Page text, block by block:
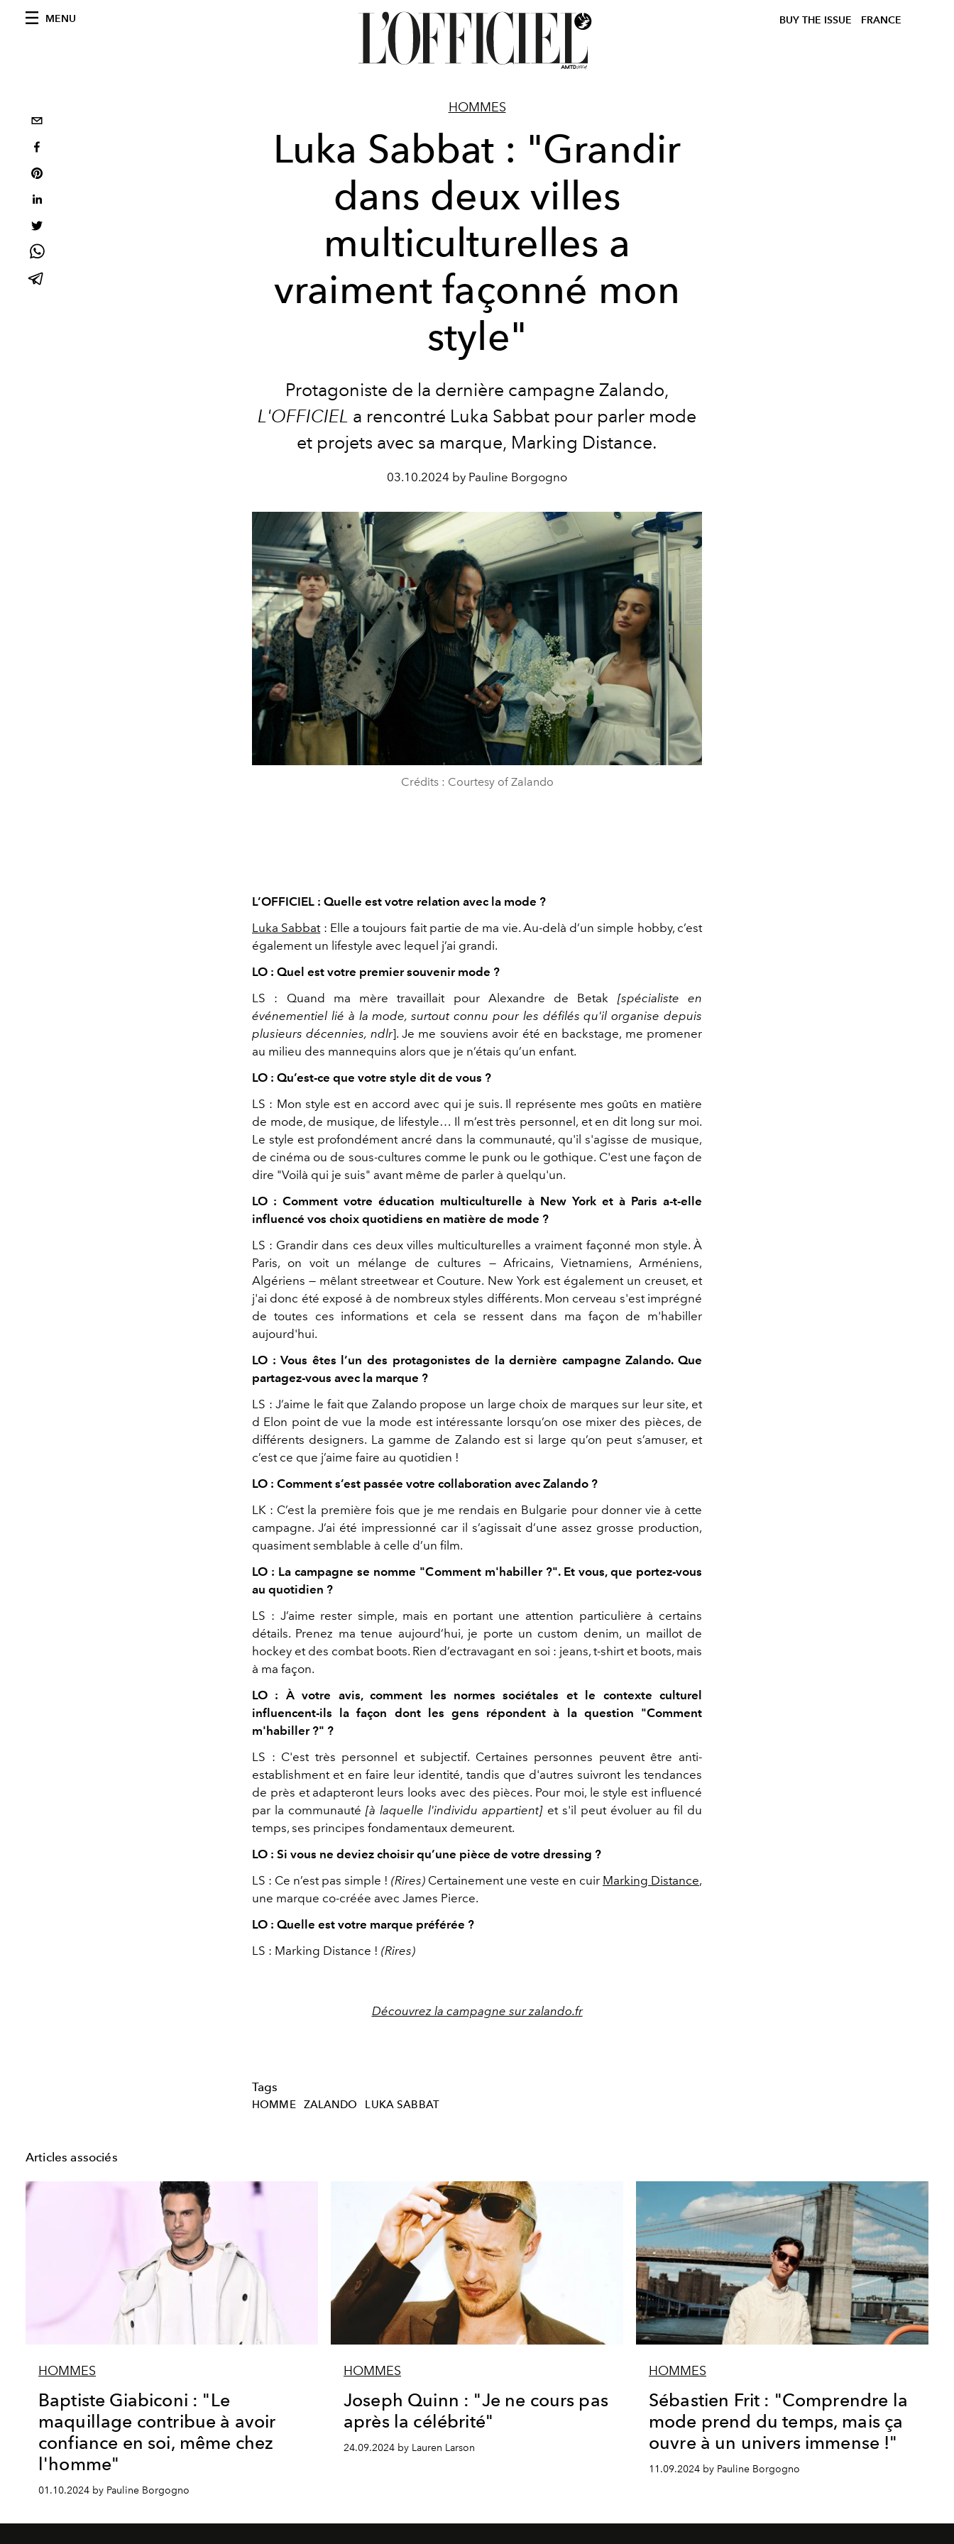
MENU BUY THE ISSUE FRANCE
HOMMES
Luka Sabbat : "Grandir
dans deux villes
multiculturelles a
vraiment façonné mon
style"
Protagoniste de la dernière campagne Zalando,
L'OFFICIEL a rencontré Luka Sabbat pour parler mode
et projets avec sa marque, Marking Distance.
03.10.2024 by Pauline Borgogno
Crédits : Courtesy of Zalando
L’OFFICIEL : Quelle est votre relation avec la mode ?
Luka Sabbat: Elle a toujours fait partie de ma vie. Au-delà d’un simple hobby, c’est
également un lifestyle avec lequel j’ai grandi.
LO : Quel est votre premier souvenir mode ?
LS : Quand ma mère travaillait pour Alexandre de Betak [spécialiste en
événementiel lié à la mode, surtout connu pour les défilés qu'il organise depuis
plusieurs décennies, ndlr]. Je me souviens avoir été en backstage, me promener
au milieu des mannequins alors que je n’étais qu’un enfant.
LO : Qu’est-ce que votre style dit de vous ?
LS : Mon style est en accord avec qui je suis. Il représente mes goûts en matière
de mode, de musique, de lifestyle… Il m’est très personnel, et en dit long sur moi.
Le style est profondément ancré dans la communauté, qu'il s'agisse de musique,
de cinéma ou de sous-cultures comme le punk ou le gothique. C'est une façon de
dire "Voilà qui je suis" avant même de parler à quelqu'un.
LO : Comment votre éducation multiculturelle à New York et à Paris a-t-elle
influencé vos choix quotidiens en matière de mode ?
LS : Grandir dans ces deux villes multiculturelles a vraiment façonné mon style. À
Paris, on voit un mélange de cultures — Africains, Vietnamiens, Arméniens,
Algériens — mêlant streetwear et Couture. New York est également un creuset, et
j'ai donc été exposé à de nombreux styles différents. Mon cerveau s'est imprégné
de toutes ces informations et cela se ressent dans ma façon de m'habiller
aujourd'hui.
LO : Vous êtes l’un des protagonistes de la dernière campagne Zalando. Que
partagez-vous avec la marque ?
LS : J’aime le fait que Zalando propose un large choix de marques sur leur site, et
d Elon point de vue la mode est intéressante lorsqu’on ose mixer des pièces, de
différents designers. La gamme de Zalando est si large qu’on peut s’amuser, et
c’est ce que j’aime faire au quotidien !
LO : Comment s’est passée votre collaboration avec Zalando ?
LK : C’est la première fois que je me rendais en Bulgarie pour donner vie à cette
campagne. J’ai été impressionné car il s’agissait d’une assez grosse production,
quasiment semblable à celle d’un film.
LO : La campagne se nomme "Comment m'habiller ?". Et vous, que portez-vous
au quotidien ?
LS : J’aime rester simple, mais en portant une attention particulière à certains
détails. Prenez ma tenue aujourd’hui, je porte un custom denim, un maillot de
hockey et des combat boots. Rien d’ectravagant en soi : jeans, t-shirt et boots, mais
à ma façon.
LO : À votre avis, comment les normes sociétales et le contexte culturel
influencent-ils la façon dont les gens répondent à la question "Comment
m'habiller ?" ?
LS : C'est très personnel et subjectif. Certaines personnes peuvent être anti-
establishment et en faire leur identité, tandis que d'autres suivront les tendances
de près et adapteront leurs looks avec des pièces. Pour moi, le style est influencé
par la communauté[à laquelle l'individu appartient]et s'il peut évoluer au fil du
temps, ses principes fondamentaux demeurent.
LO : Si vous ne deviez choisir qu’une pièce de votre dressing ?
LS : Ce n’est pas simple ! (Rires) Certainement une veste en cuir Marking Distance,
une marque co-créée avec James Pierce.
LO : Quelle est votre marque préférée ?
LS : Marking Distance ! (Rires)
Découvrez la campagne sur zalando.fr
Tags
HOMME ZALANDO LUKA SABBAT
Articles associés
HOMMES
Baptiste Giabiconi : "Le
maquillage contribue à avoir
confiance en soi, même chez
l'homme"
01.10.2024 by Pauline Borgogno
HOMMES
Joseph Quinn : "Je ne cours pas
après la célébrité"
24.09.2024 by Lauren Larson
HOMMES
Sébastien Frit : "Comprendre la
mode prend du temps, mais ça
ouvre à un univers immense !"
11.09.2024 by Pauline Borgogno